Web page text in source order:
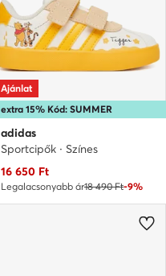
extra 15% Kód: SUMMER
Ajánlat
adidas
Sportcipők · Színes
Aktuális ár
16 650 Ft
Legalacsonyabb ár18 490 Ft-9%